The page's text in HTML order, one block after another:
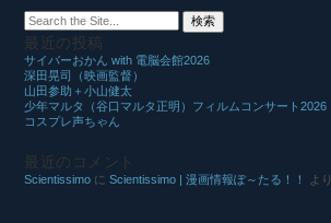
Search
for:
最近の投稿
サイバーおかん with 電脳会館2026
深田晃司（映画監督）
山田参助＋小山健太
少年マルタ（谷口マルタ正明）フィルムコンサート2026
コスプレ声ちゃん
最近のコメント
Scientissimo にScientissimo | 漫画情報ぽ～たる！！ より